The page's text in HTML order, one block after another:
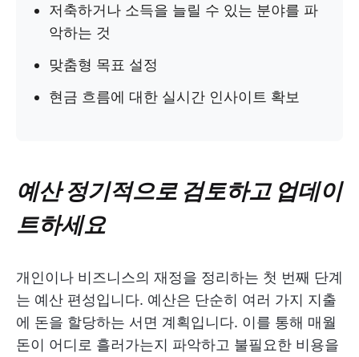
저축하거나 소득을 늘릴 수 있는 분야를 파
악하는 것
맞춤형 목표 설정
현금 흐름에 대한 실시간 인사이트 확보
예산 정기적으로 검토하고 업데이
트하세요
개인이나 비즈니스의 재정을 정리하는 첫 번째 단계
는 예산 편성입니다. 예산은 단순히 여러 가지 지출
에 돈을 할당하는 서면 계획입니다. 이를 통해 매월
돈이 어디로 흘러가는지 파악하고 불필요한 비용을